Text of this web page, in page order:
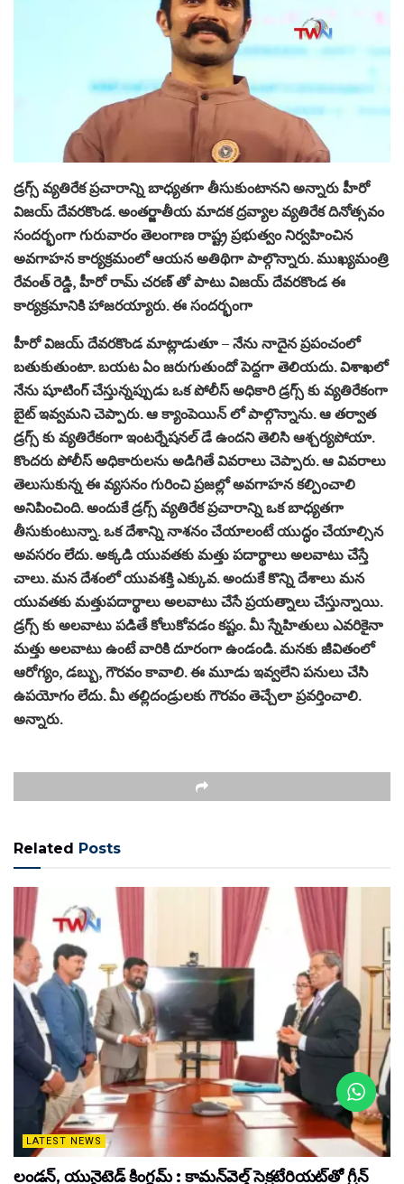
డ్రగ్స్ వ్యతిరేక ప్రచారాన్ని బాధ్యతగా తీసుకుంటానని అన్నారు హీరో
విజయ్ దేవరకొండ. అంతర్జాతీయ మాదక ద్రవ్యాల వ్యతిరేక దినోత్సవం
సందర్భంగా గురువారం తెలంగాణ రాష్ట్ర ప్రభుత్వం నిర్వహించిన
అవగాహన కార్యక్రమంలో ఆయన అతిథిగా పాల్గొన్నారు. ముఖ్యమంత్రి
రేవంత్ రెడ్డి, హీరో రామ్ చరణ్ తో పాటు విజయ్ దేవరకొండ ఈ
కార్యక్రమానికి హాజరయ్యారు. ఈ సందర్భంగా
హీరో విజయ్ దేవరకొండ మాట్లాడుతూ – నేను నాదైన ప్రపంచంలో
బతుకుతుంటా. బయట ఏం జరుగుతుందో పెద్దగా తెలియదు. విశాఖలో
నేను షూటింగ్ చేస్తున్నప్పుడు ఒక పోలీస్ అధికారి డ్రగ్స్ కు వ్యతిరేకంగా
బైట్ ఇవ్వమని చెప్పారు. ఆ క్యాంపెయిన్ లో పాల్గొన్నాను. ఆ తర్వాత
డ్రగ్స్ కు వ్యతిరేకంగా ఇంటర్నేషనల్ డే ఉందని తెలిసి ఆశ్చర్యపోయా.
కొందరు పోలీస్ అధికారులను అడిగితే వివరాలు చెప్పారు. ఆ వివరాలు
తెలుసుకున్న ఈ వ్యసనం గురించి ప్రజల్లో అవగాహన కల్పించాలి
అనిపించింది. అందుకే డ్రగ్స్ వ్యతిరేక ప్రచారాన్ని ఒక బాధ్యతగా
తీసుకుంటున్నా. ఒక దేశాన్ని నాశనం చేయాలంటే యుద్ధం చేయాల్సిన
అవసరం లేదు. అక్కడి యువతకు మత్తు పదార్థాలు అలవాటు చేస్తే
చాలు. మన దేశంలో యువశక్తి ఎక్కువ. అందుకే కొన్ని దేశాలు మన
యువతకు మత్తుపదార్థాలు అలవాటు చేసే ప్రయత్నాలు చేస్తున్నాయి.
డ్రగ్స్ కు అలవాటు పడితే కోలుకోవడం కష్టం. మీ స్నేహితులు ఎవరికైనా
మత్తు అలవాటు ఉంటే వారికి దూరంగా ఉండండి. మనకు జీవితంలో
ఆరోగ్యం, డబ్బు, గౌరవం కావాలి. ఈ మూడు ఇవ్వలేని పనులు చేసి
ఉపయోగం లేదు. మీ తల్లిదండ్రులకు గౌరవం తెచ్చేలా ప్రవర్తించాలి.
అన్నారు.
Related Posts
LATEST NEWS
లండన్, యునైటెడ్ కింగ్డమ్ : కామన్‌వెల్త్ సెక్రటేరియట్‌తో గ్రీన్